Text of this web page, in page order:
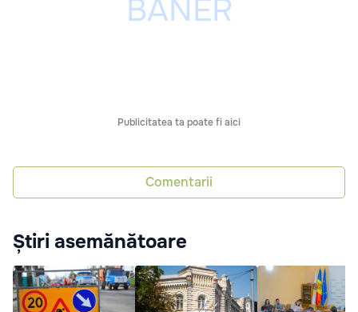
Publicitatea ta poate fi aici
Comentarii
Știri asemănătoare